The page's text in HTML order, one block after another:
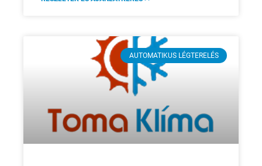
AUTOMATIKUS LÉGTERELÉS